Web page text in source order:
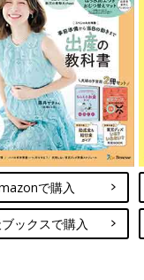
で購入
ックスで購入